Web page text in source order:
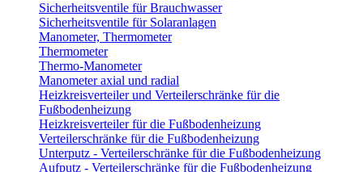
Sicherheitsventile für Brauchwasser
Sicherheitsventile für Solaranlagen
Manometer, Thermometer
Thermometer
Thermo-Manometer
Manometer axial und radial
Heizkreisverteiler und Verteilerschränke für die
Fußbodenheizung
Heizkreisverteiler für die Fußbodenheizung
Verteilerschränke für die Fußbodenheizung
Unterputz - Verteilerschränke für die Fußbodenheizung
Aufputz - Verteilerschränke für die Fußbodenheizung